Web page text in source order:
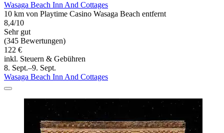
Wasaga Beach Inn And Cottages
10 km von Playtime Casino Wasaga Beach entfernt
8,4/10
Sehr gut
(345 Bewertungen)
122 €
inkl. Steuern & Gebühren
8. Sept.–9. Sept.
Wasaga Beach Inn And Cottages